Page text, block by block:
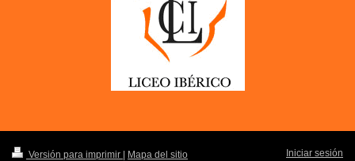
Versión para imprimir
Mapa del sitio
Iniciar sesión